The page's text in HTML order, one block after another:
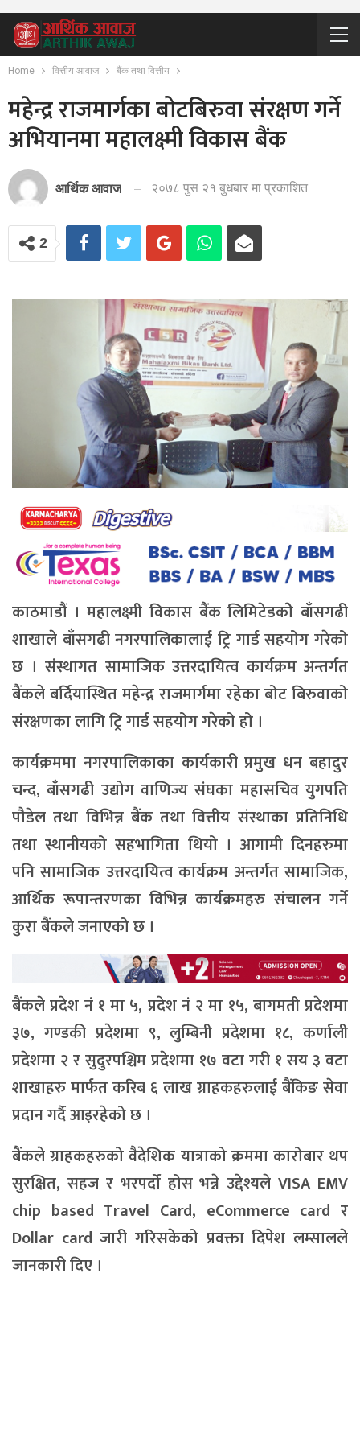
Home वित्तीय आवाज बैंक तथा वित्तीय
महेन्द्र राजमार्गका बोटबिरुवा संरक्षण गर्ने
अभियानमा महालक्ष्मी विकास बैंक
आर्थिक आवाज २०७८ पुस २१ बुधबार मा प्रकाशित
2
काठमाडौं । महालक्ष्मी विकास बैंक लिमिटेडकोे बाँसगढी
शाखाले बाँसगढी नगरपालिकालाई ट्रि गार्ड सहयोग गरेको
छ । संस्थागत सामाजिक उत्तरदायित्व कार्यक्रम अन्तर्गत
बैंकले बर्दियास्थित महेन्द्र राजमार्गमा रहेका बोट बिरुवाको
संरक्षणका लागि ट्रि गार्ड सहयोग गरेको हो ।
कार्यक्रममा नगरपालिकाका कार्यकारी प्रमुख धन बहादुर
चन्द, बाँसगढी उद्योग वाणिज्य संघका महासचिव युगपति
पौडेल तथा विभिन्न बैंक तथा वित्तीय संस्थाका प्रतिनिधि
तथा स्थानीयको सहभागिता थियो । आगामी दिनहरुमा
पनि सामाजिक उत्तरदायित्व कार्यक्रम अन्तर्गत सामाजिक,
आर्थिक रूपान्तरणका विभिन्न कार्यक्रमहरु संचालन गर्ने
कुरा बैंकले जनाएको छ ।
बैंकले प्रदेश नं १ मा ५, प्रदेश नं २ मा १५, बागमती प्रदेशमा
३७, गण्डकी प्रदेशमा ९, लुम्बिनी प्रदेशमा १८, कर्णाली
प्रदेशमा २ र सुदुरपश्चिम प्रदेशमा १७ वटा गरी १ सय ३ वटा
शाखाहरु मार्फत करिब ६ लाख ग्राहकहरुलाई बैंकिङ सेवा
प्रदान गर्दै आइरहेको छ ।
बैंकले ग्राहकहरुको वैदेशिक यात्राको क्रममा कारोबार थप
सुरक्षित, सहज र भरपर्दो होस भन्ने उद्देश्यले VISA EMV
chip based Travel Card, eCommerce card र
Dollar card जारी गरिसकेको प्रवक्ता दिपेश लम्सालले
जानकारी दिए ।